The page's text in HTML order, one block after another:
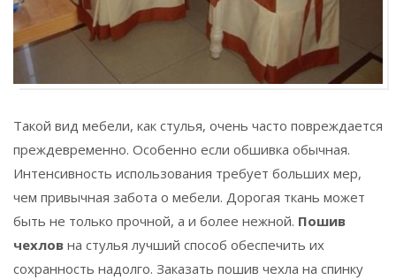
Такой вид мебели, как стулья, очень часто повреждается
преждевременно. Особенно если обшивка обычная.
Интенсивность использования требует больших мер,
чем привычная забота о мебели. Дорогая ткань может
быть не только прочной, а и более нежной. Пошив
чехлов на стулья лучший способ обеспечить их
сохранность надолго. Заказать пошив чехла на спинку